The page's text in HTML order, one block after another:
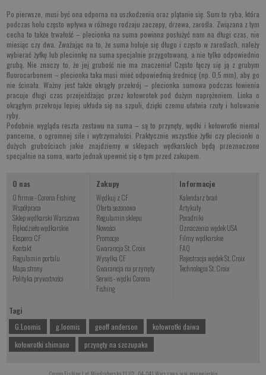
Po pierwsze, musi być ona odporna na uszkodzenia oraz plątanie się. Sum to ryba, która
podczas holu często wpływa w różnego rodzaju zaczepy, drzewa, zarośla. Związana z tym
cecha to także trwałość – plecionka na suma powinna posłużyć nam na długi czas, nie
miesiąc czy dwa. Zważając na to, że suma holuje się długo i często w zaroślach, należy
wybierać żyłkę lub plecionkę na suma specjalnie przygotowaną, a nie tylko odpowiednio
grubą. Nie znaczy to, że jej grubość nie ma znaczenia! Często łączy się ją z grubym
fluorocarbonem – plecionka taka musi mieć odpowiednią średnicę (np. 0,5 mm), aby go
nie ścinała. Ważny jest także okrągły przekrój – plecionka sumowa podczas łowienia
pracuje długi czas przejeżdżając przez kołowrotek pod dużym naprężeniem. Linka o
okrągłym przekroju lepiej układa się na szpuli, dzięki czemu ułatwia rzuty i holowanie
ryby.
Podobnie wygląda reszta zestawu na suma – są to przynęty, wędki i kołowrotki niemal
pancerne, o ogromnej sile i wytrzymałości. Praktycznie wszystkie żyłki czy plecionki o
dużych grubościach jakie znajdziemy w sklepach wędkarskich będą przeznaczone
specjalnie na suma, warto jednak upewnić się o tym przed zakupem.
O nas
O firmie - Corona Fishing
Współpraca
Sklep wędkarski Warszawa
Rękodzieło wędkarskie
Eksperci CF
Kontakt
Regulamin portalu
Mapa strony
Polityka prywatności
Zakupy
Wędkuj z CF
Oferta sezonowa
Regulamin sklepu
Nowości
Promocje
Gwarancja St. Croix
Wysyłka CF
Gwarancja na przynęty
Serwis - wędki Corona
Fishing
Informacje
Kalendarz brań
Artykuły
Poradniki
Oznaczenia wędek USA
Filmy wędkarskie
FAQ
Rejestracja wędek St. Croix
Technologia St. Croix
Tagi
G.Loomis
g.loomis geoff anderson
kołowrotki daiwa
kołowrotki shimano
przynęty na szczupaka